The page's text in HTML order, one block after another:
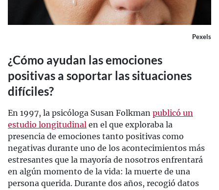
Pexels
¿Cómo ayudan las emociones
positivas a soportar las situaciones
difíciles?
En 1997, la psicóloga Susan Folkman publicó un
estudio longitudinal en el que exploraba la
presencia de emociones tanto positivas como
negativas durante uno de los acontecimientos más
estresantes que la mayoría de nosotros enfrentará
en algún momento de la vida: la muerte de una
persona querida. Durante dos años, recogió datos